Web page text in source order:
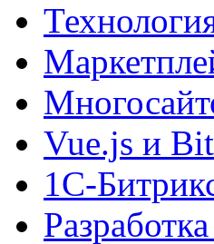
Vue.js и
1С-